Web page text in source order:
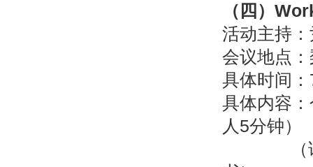
（四）
活动主持
会议地点
具体时间
具体内容
人5分钟）
（论坛